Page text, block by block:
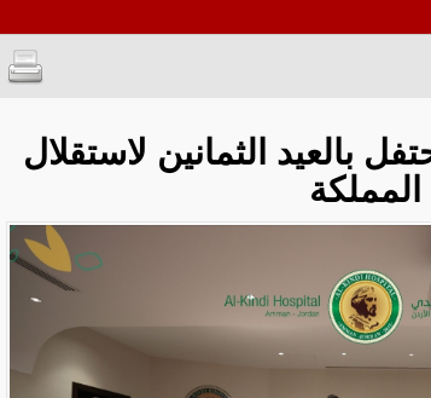
بالعيد الثمانين لاستقلال
المملكة